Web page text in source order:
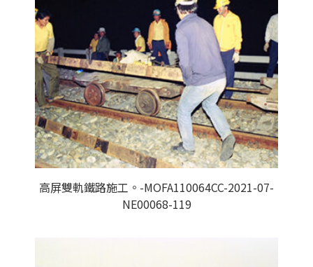
高屏雙軌鐵路施工。-MOFA110064CC-2021-07-
NE00068-119